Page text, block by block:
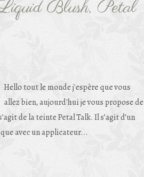
Blush, Petal
Hello tout le monde j'espère que vous
allez bien, aujourd'hui je vous propose de
de la teinte Petal Talk. Il s’agit d’un
avec un applicateur...